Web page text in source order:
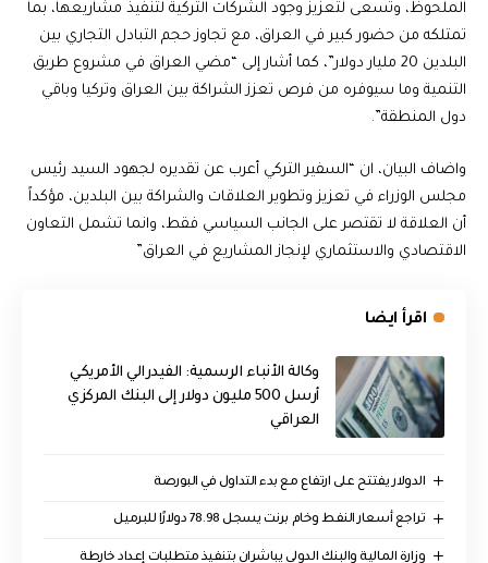
الملحوظ، وتسعى لتعزيز وجود الشركات التركية لتنفيذ مشاريعها، بما
تمتلكه من حضور كبير في العراق، مع تجاوز حجم التبادل التجاري بين
البلدين 20 مليار دولار”، كما أشار إلى “مضي العراق في مشروع طريق
التنمية وما سيوفره من فرص تعزز الشراكة بين العراق وتركيا وباقي
دول المنطقة”.
واضاف البيان، ان “السفير التركي أعرب عن تقديره لجهود السيد رئيس
مجلس الوزراء في تعزيز وتطوير العلاقات والشراكة بين البلدين، مؤكداً
أن العلاقة لا تقتصر على الجانب السياسي فقط، وانما تشمل التعاون
الاقتصادي والاستثماري لإنجاز المشاريع في العراق”
اقرأ ايضا
وكالة الأنباء الرسمية: الفيدرالي الأمريكي
أرسل 500 مليون دولار إلى البنك المركزي
العراقي
الدولار يفتتح على ارتفاع مع بدء التداول في البورصة
تراجع أسعار النفط وخام برنت يسجل 78.98 دولارًا للبرميل
وزارة المالية والبنك الدولي يباشران بتنفيذ متطلبات إعداد خارطة